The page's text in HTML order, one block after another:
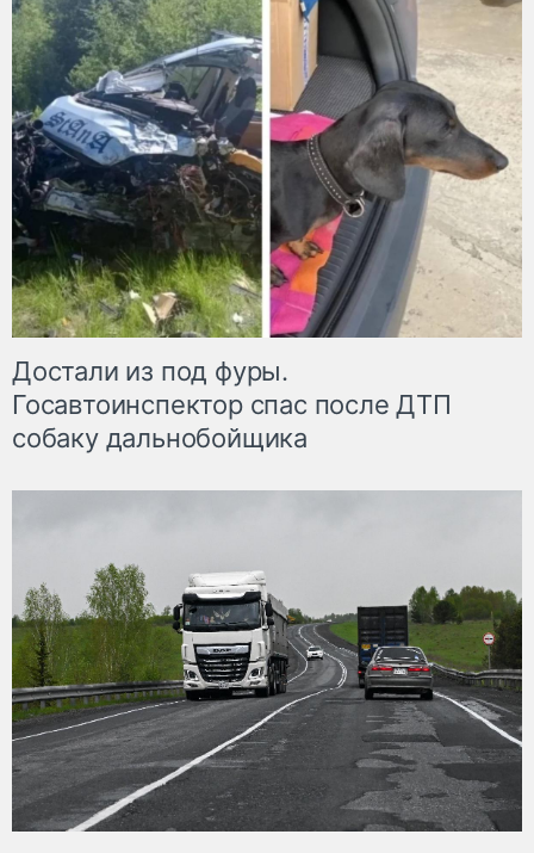
Достали из под фуры.
Госавтоинспектор спас после ДТП
собаку дальнобойщика